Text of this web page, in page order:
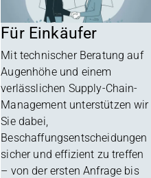
Für Einkäufer
Mit technischer Beratung auf
Augenhöhe und einem
verlässlichen Supply-Chain-
Management unterstützen wir
Sie dabei,
Beschaffungsentscheidungen
sicher und effizient zu treffen
– von der ersten Anfrage bis